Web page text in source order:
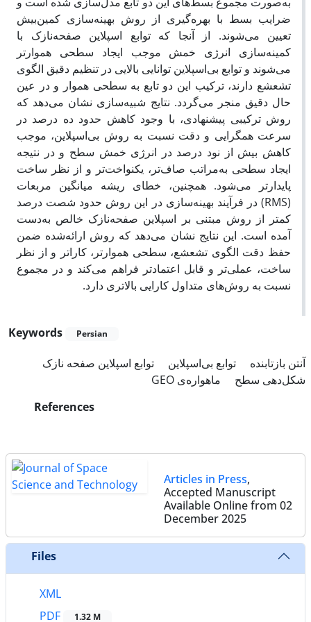
ضرایب بسط با بهره‌گیری از روش بهینه‌سازی کمین‌بیش
تعیین می‌شوند. از آنجا که توابع اسپلاین صفحه‌نازک با
کمینه‌سازی انرژی خمش موجب ایجاد سطحی هموارتر
می‌شوند و توابع بی‌اسپلاین توانایی بالایی در تنظیم دقیق الگوی
تشعشع دارند، ترکیب این دو تابع به سطحی هموار و در عین
حال دقیق منجر می‌گردد. نتایج شبیه‌سازی نشان می‌دهد که
روش ترکیبی پیشنهادی، با وجود کاهش حدود ده درصد در
سرعت همگرایی و دقت نسبت به روش بی‌اسپلاین، موجب
کاهش بیش از نود درصد در انرژی خمش سطح و در نتیجه
ایجاد سطحی به‌مراتب صاف‌تر، یکنواخت‌تر و از نظر ساخت
پایدارتر می‌شود. همچنین، خطای ریشه میانگین مربعات
(RMS) در فرآیند بهینه‌سازی در این روش حدود شصت درصد
کمتر از روش مبتنی بر اسپلاین صفحه‌نازک خالص به‌دست
آمده است. این نتایج نشان می‌دهد که روش ارائه‌شده ضمن
حفظ دقت الگوی تشعشع، سطحی هموارتر، کاراتر و از نظر
ساخت، عملی‌تر و قابل اعتمادتر فراهم می‌کند و در مجموع
نسبت به روش‌های متداول کارایی بالاتری دارد.
Keywords Persian
آنتن بازتابنده توابع بی‌اسپلاین
توابع اسپلاین صفحه نازک
شکل‌دهی سطح
ماهواره‌ی GEO
References
Articles in Press,
Accepted Manuscript
Available Online from 02
December 2025
Files
XML
PDF
1.32 M